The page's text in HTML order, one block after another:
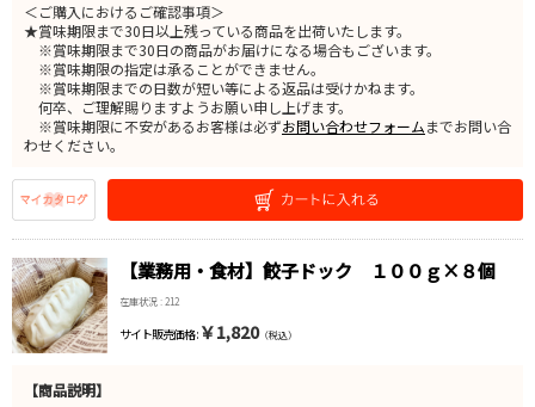
＜ご購入におけるご確認事項＞
★賞味期限まで30日以上残っている商品を出荷いたします。
※賞味期限まで30日の商品がお届けになる場合もございます。
※賞味期限の指定は承ることができません。
※賞味期限までの日数が短い等による返品は受けかねます。
何卒、ご理解賜りますようお願い申し上げます。
※賞味期限に不安があるお客様は必ずお問い合わせフォームまでお問い合
わせください。
【業務用・食材】餃子ドック １００ｇ×８個
在庫状況 : 212
サイト販売価格 : ￥1,820（税込）
【商品説明】